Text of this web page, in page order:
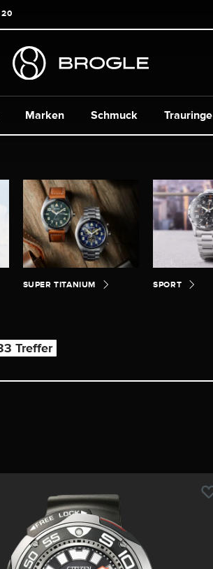
20
Marken Schmuck Trauringe
SUPER TITANIUM SPORT
Treffer